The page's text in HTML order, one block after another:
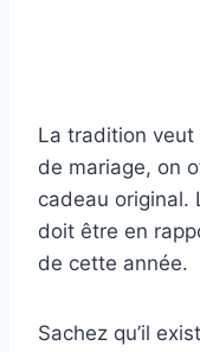
La tradition veut
de mariage, on
cadeau original.
doit être en
de cette année.
Sachez qu’il